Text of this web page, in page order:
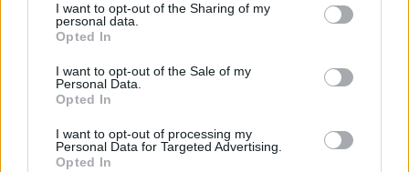
not limited to your visit or usage behaviour. You may click to
grant or deny consent to Google and its third-party tags to
use your data for below specified purposes in below Google
consent section.
I want to opt-out of the Sharing of my
personal data.
Opted In
I want to opt-out of the Sale of my
Personal Data.
Opted In
I want to opt-out of processing my
Personal Data for Targeted Advertising.
Opted In
Puoi abbonarti asoli € 1,10 al mese
cliccando
Sei già abbonato?
Puoi effettuare l'accesso andando nella
sezioneLogin
dal menù del sito o